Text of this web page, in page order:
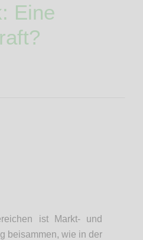
Eine
ist Markt- und
beisammen, wie in der